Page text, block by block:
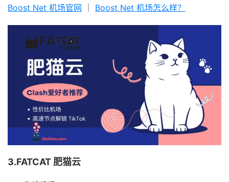
Boost Net 机场官网 Boost Net 机场怎么样？
3.FATCAT 肥猫云